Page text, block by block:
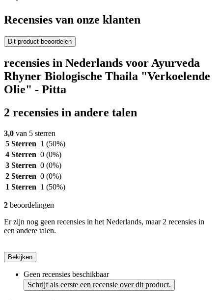
Recensies van onze klanten
Dit product beoordelen
recensies in Nederlands voor Ayurveda
Rhyner Biologische Thaila "Verkoelende
Olie" - Pitta
2 recensies in andere talen
3,0 van 5 sterren
5 Sterren 1 (50%)
4 Sterren 0 (0%)
3 Sterren 0 (0%)
2 Sterren 0 (0%)
1 Sterren 1 (50%)
2 beoordelingen
Er zijn nog geen recensies in het Nederlands, maar 2 recensies in
een andere talen.
Bekijken
Geen recensies beschikbaar
Schrijf als eerste een recensie over dit product.